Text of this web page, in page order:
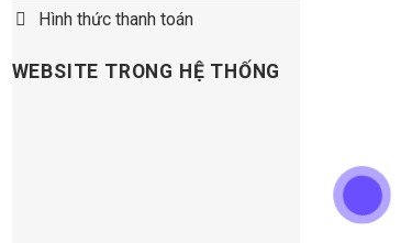
Hình thức thanh toán
WEBSITE TRONG HỆ THỐNG